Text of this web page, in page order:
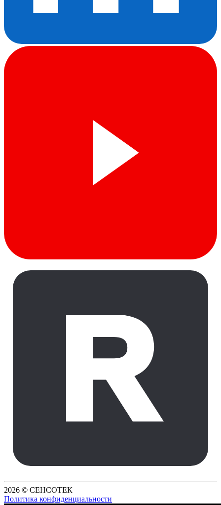
2026 © СЕНСОТЕК
Политика конфиденциальности